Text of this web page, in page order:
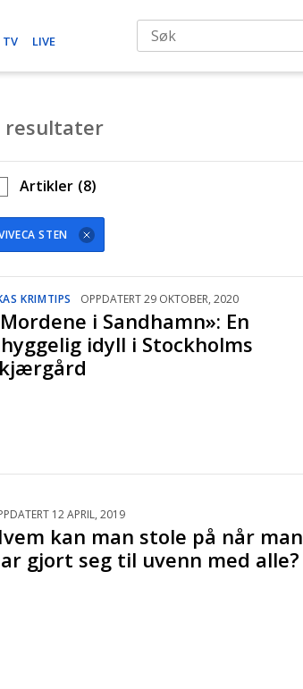
TV LIVE
resultater
Artikler (8)
STEN
KRIMTIPS OPPDATERT 29 OKTOBER, 2020
i Sandhamn»: En
idyll i Stockholms
12 APRIL, 2019
kan man stole på når man
gjort seg til uvenn med alle?